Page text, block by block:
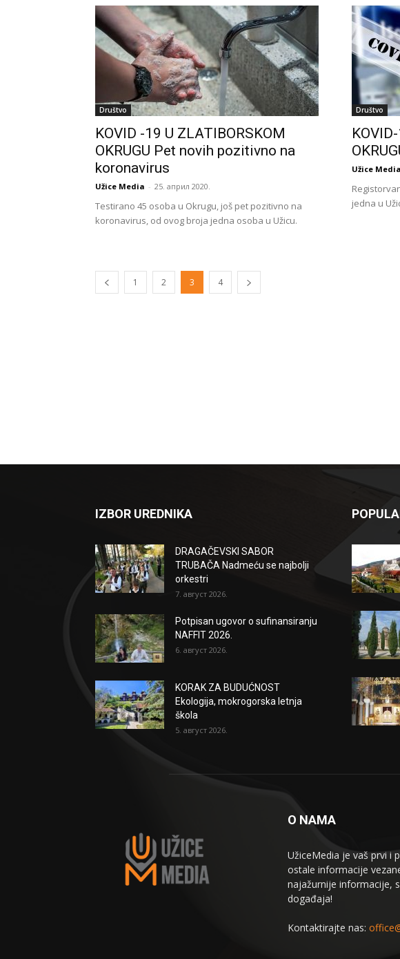
Društvo
KOVID -19 U ZLATIBORSKOM
OKRUGU Pet novih pozitivno na
koronavirus
Užice Media - 25. април 2020.
Testirano 45 osoba u Okrugu, još pet pozitivno na
koronavirus, od ovog broja jedna osoba u Užicu.
Društvo
Užice Media
jedna u
1 2 3 4
IZBOR UREDNIKA
DRAGAČEVSKI SABOR
TRUBAČA Nadmeću se najbolji
orkestri
7. август 2026.
Potpisan ugovor o sufinansiranju
NAFFIT 2026.
6. август 2026.
KORAK ZA BUDUĆNOST
Ekologija, mokrogorska letnja
škola
5. август 2026.
O NAMA
UžiceMedia je vaš prvi i
ostale informacije
najažurnije informacije,
događaja!
Kontaktirajte nas: